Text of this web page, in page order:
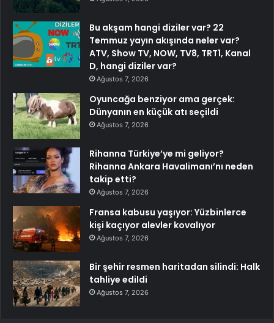
Bu akşam hangi diziler var? 22
Temmuz yayın akışında neler var?
ATV, Show TV, NOW, TV8, TRT1, Kanal
D, hangi diziler var?
Ağustos 7, 2026
Oyuncağa benziyor ama gerçek:
Dünyanın en küçük atı seçildi
Ağustos 7, 2026
Rihanna Türkiye’ye mi geliyor?
Rihanna Ankara Havalimanı’nı neden
takip etti?
Ağustos 7, 2026
Fransa kabusu yaşıyor: Yüzbinlerce
kişi kaçıyor alevler kovalıyor
Ağustos 7, 2026
Bir şehir resmen haritadan silindi: Halk
tahliye edildi
Ağustos 7, 2026